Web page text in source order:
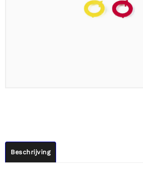
Beschrijving